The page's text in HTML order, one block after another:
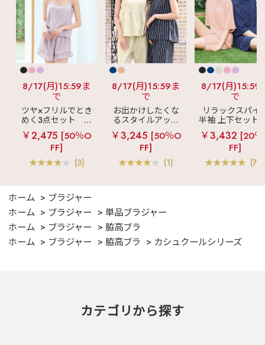
8/17(月)15:59ま
で
ツヤ×フリルでとき
めく3点セット
シ
ルキー ショートパ
ンツ 3点セット
￥2,475 [50％O
FF]
(3)
8/17(月)15:59ま
で
お出かけしたくな
るスタイルアップ
見え
ストライプ
フリル ロングパン
ツ 綿混 上下セット
￥3,245 [50％O
FF]
(1)
8/17(月)15:59
で
リラックスパイ
半袖 上下セット
女兼用サイズ)
￥3,432 [20
FF]
ホーム
ブラジャー
ホーム
ブラジャー
単品ブラジャー
ホーム
ブラジャー
脇高ブラ
ホーム
ブラジャー 脇高ブラ カシュクールシリーズ
カテゴリから探す